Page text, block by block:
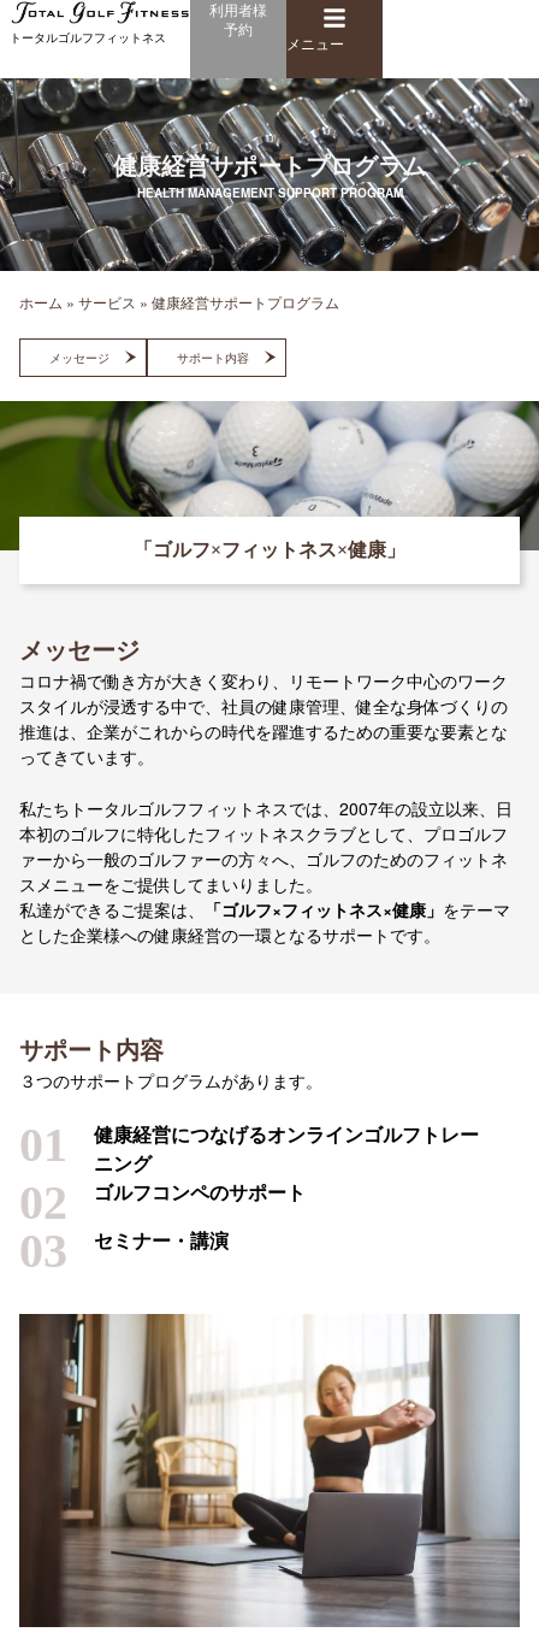
容
ス
キ
ッ
プ
トータルゴルフフィットネス
メ
ニ
ュ
ー
メニュー
利用者様
予約
健康経営サポートプログラム
HEALTH MANAGEMENT SUPPORT PROGRAM
ホーム » サービス » 健康経営サポートプログラム
メッセージ サポート内容
「ゴルフ×フィットネス×健康」
メッセージ
コロナ禍で働き方が大きく変わり、リモートワーク中心のワーク
スタイルが浸透する中で、社員の健康管理、健全な身体づくりの
推進は、企業がこれからの時代を躍進するための重要な要素とな
ってきています。
私たちトータルゴルフフィットネスでは、2007年の設立以来、日
本初のゴルフに特化したフィットネスクラブとして、プロゴルフ
ァーから一般のゴルファーの方々へ、ゴルフのためのフィットネ
スメニューをご提供してまいりました。
私達ができるご提案は、
「ゴルフ×フィットネス×健康」 をテーマ
とした企業様への健康経営の一環となるサポートです。
サポート内容
３つのサポートプログラムがあります。
01
健康経営につなげるオンラインゴルフトレー
ニング
02 ゴルフコンペのサポート
03 セミナー・講演